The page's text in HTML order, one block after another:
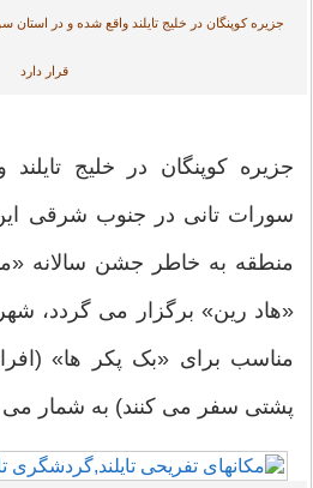
کوپنگان در خلیج تایلند واقع شده و در استان
قرار دارد
کوپنگان در خلیج تایلند
تانی در جنوب شرقی این
به خاطر جشن سالانه «ماه
رین» برگزار می گردد، شهرت
برای «بک پکر ها» (افرادی
سفر می کنند) به شمار می